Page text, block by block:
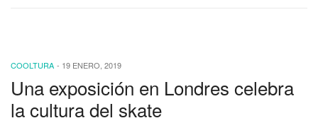
COOLTURA - 19 ENERO, 2019
Una exposición en Londres celebra
la cultura del skate